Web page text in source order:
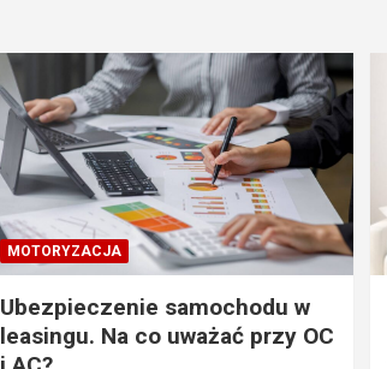
MOTORYZACJA
Ubezpieczenie samochodu w
leasingu. Na co uważać przy OC